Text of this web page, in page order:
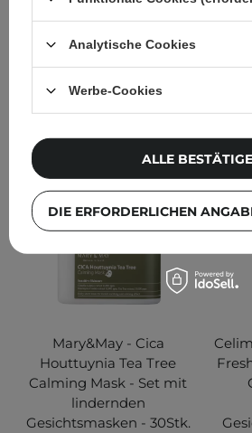
345
8,95 €
Mary&May - Cica
Houttuynia Tea Tree
Calming Mask - Set mit
lindernden
Gesichtsmasken - 30Stk.
Analytische Cookies
Werbe-Cookies
DIE ERFORDERLICHEN
ALLE